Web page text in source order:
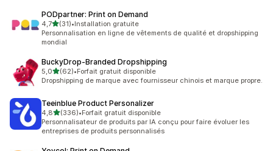
PODpartner: Print on Demand
4,7étoile(s) sur 5
(31)
31 avis au total
•Installation gratuite
Personnalisation en ligne de vêtements de qualité et dropshipping
mondial
BuckyDrop‑Branded Dropshipping
5,0étoile(s) sur 5
(62)
62 avis au total
•Forfait gratuit disponible
Dropshipping de marque avec fournisseur chinois et marque propre.
Teeinblue Product Personalizer
4,8étoile(s) sur 5
(336)
336 avis au total
•Forfait gratuit disponible
Personnalisateur de produits par IA conçu pour faire évoluer les
entreprises de produits personnalisés